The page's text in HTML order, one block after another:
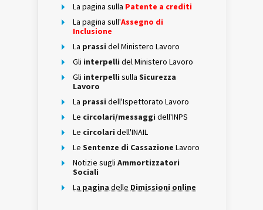
La pagina sulla Patente a crediti
La pagina sull'Assegno di
Inclusione
La prassi del Ministero Lavoro
Gli interpelli del Ministero Lavoro
Gli interpelli sulla Sicurezza
Lavoro
La prassi dell'Ispettorato Lavoro
Le circolari/messaggi dell'INPS
Le circolari dell'INAIL
Le Sentenze di Cassazione Lavoro
Notizie sugli Ammortizzatori
Sociali
La pagina delle Dimissioni online